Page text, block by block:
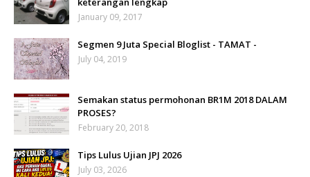
January 09, 2017
Segmen 9 Juta Special Bloglist - TAMAT -
July 04, 2019
Semakan status permohonan BR1M 2018 DALAM
PROSES?
February 20, 2018
Tips Lulus Ujian JPJ 2026
July 03, 2026